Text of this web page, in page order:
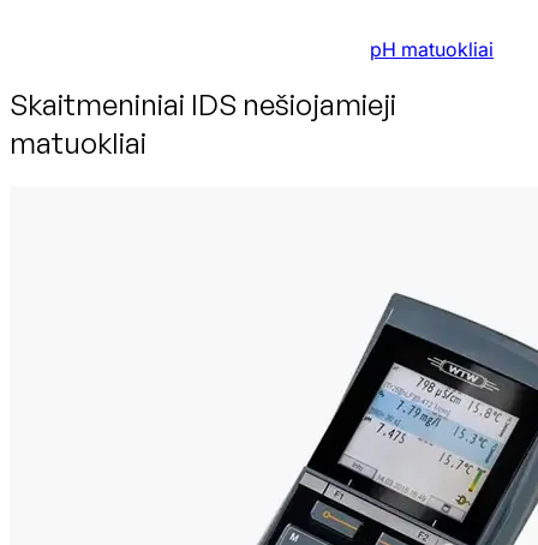
pH matuokliai
Skaitmeniniai IDS nešiojamieji
matuokliai